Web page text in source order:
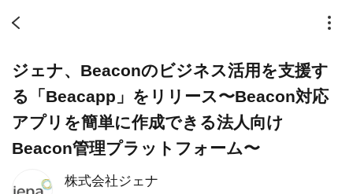
株式会社ジェナ
ジェナ、Beaconのビジネス活用を支援す
る「Beacapp」をリリース〜Beacon対応
アプリを簡単に作成できる法人向け
Beacon管理プラットフォーム〜